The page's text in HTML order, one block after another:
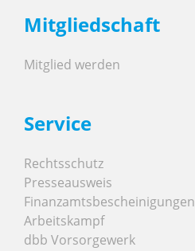
Mitgliedschaft
Mitglied werden
Service
Rechtsschutz
Presseausweis
Finanzamtsbescheinigungen
Arbeitskampf
dbb Vorsorgewerk